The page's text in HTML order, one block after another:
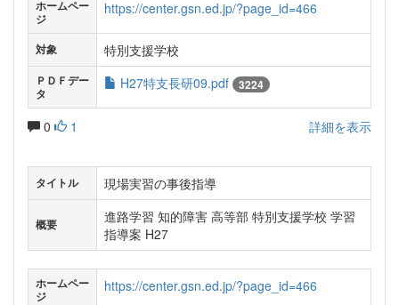
ホームペー
ジ
https://center.gsn.ed.jp/?page_id=466
対象 特別支援学校
ＰＤＦデー
タ
H27特支長研09.pdf 3224
0 1 詳細を表示
タイトル 現場実習の事後指導
概要
進路学習 知的障害 高等部 特別支援学校 学習
指導案 H27
ホームペー
ジ
https://center.gsn.ed.jp/?page_id=466